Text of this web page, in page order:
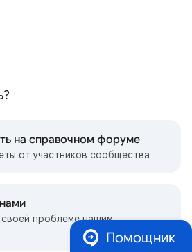
на справочном форуме
от участников сообщества
проблеме нашим
Помощник